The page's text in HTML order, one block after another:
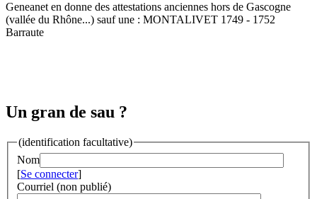
Geneanet en donne des attestations anciennes hors de Gascogne
(vallée du Rhône...) sauf une : MONTALIVET 1749 - 1752
Barraute
Un gran de sau ?
(identification facultative)
Nom
[Se connecter]
Courriel (non publié)